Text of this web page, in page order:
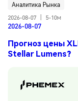
Аналитика Рынка
2026-08-07
5-10м
2026-08-07
Прогноз цены
Stellar Lumens?